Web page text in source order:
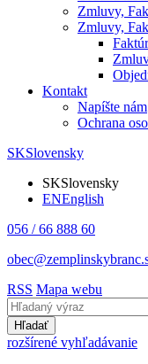
Zmluvy,
Zmluvy,
Kontakt
Napíšte nám
Ochrana
SKSlovensky
SKSlovensky
ENEnglish
056 / 66 888 60
RSS Mapa webu
Hľadať
rozšírené vyhľadávanie